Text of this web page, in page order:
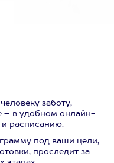
заботу,
– в удобном онлайн-
и расписанию.
под ваши цели,
проследит за